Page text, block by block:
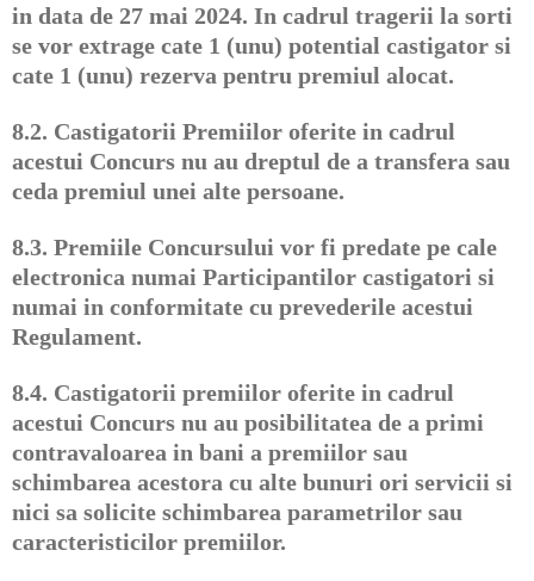
in data de 27 mai 2024. In cadrul tragerii la sorti
se vor extrage cate 1 (unu) potential castigator si
cate 1 (unu) rezerva pentru premiul alocat.
8.2. Castigatorii Premiilor oferite in cadrul
acestui Concurs nu au dreptul de a transfera sau
ceda premiul unei alte persoane.
8.3. Premiile Concursului vor fi predate pe cale
electronica numai Participantilor castigatori si
numai in conformitate cu prevederile acestui
Regulament.
8.4. Castigatorii premiilor oferite in cadrul
acestui Concurs nu au posibilitatea de a primi
contravaloarea in bani a premiilor sau
schimbarea acestora cu alte bunuri ori servicii si
nici sa solicite schimbarea parametrilor sau
caracteristicilor premiilor.